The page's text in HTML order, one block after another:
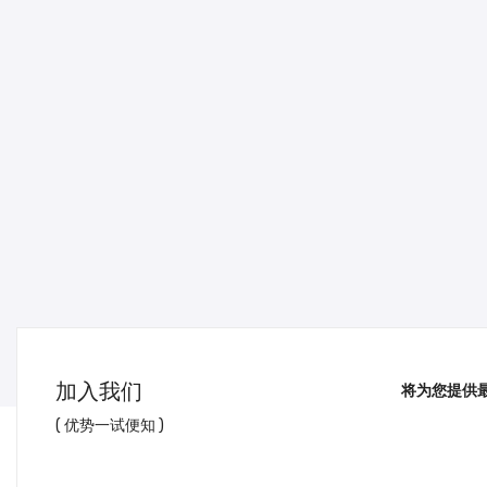
加入我们
( 优势一试便知 )
将为您提供